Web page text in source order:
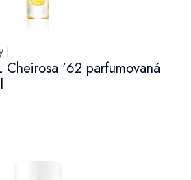
Cheirosa '62 parfumovaná